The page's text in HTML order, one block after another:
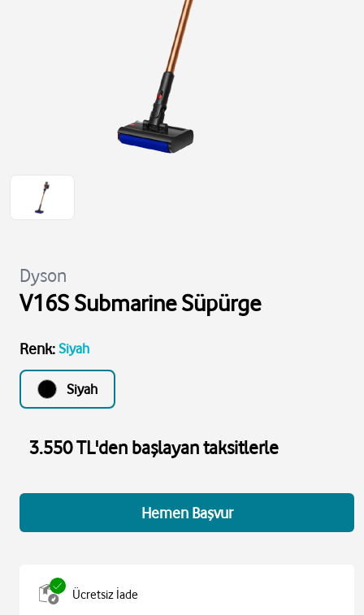
Dyson
V16S Submarine Süpürge
Renk: Siyah
Siyah
3.550 TL'den başlayan taksitlerle
Hemen Başvur
Ücretsiz İade